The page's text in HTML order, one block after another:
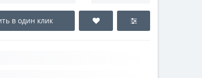
в один клик